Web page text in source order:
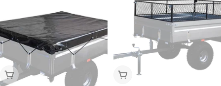
Išparduota Išparduota